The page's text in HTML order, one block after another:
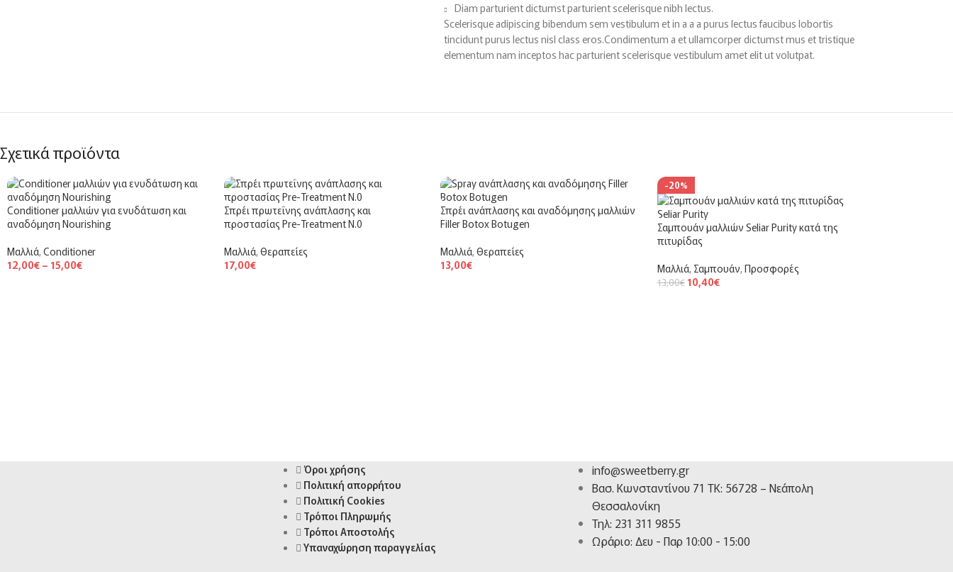
Diam parturient dictumst parturient scelerisque nibh lectus.
Scelerisque adipiscing bibendum sem vestibulum et in a a a purus lectus faucibus lobortis
tincidunt purus lectus nisl class eros.Condimentum a et ullamcorper dictumst mus et tristique
elementum nam inceptos hac parturient scelerisque vestibulum amet elit ut volutpat.
Σχετικά προϊόντα
Conditioner μαλλιών για ενυδάτωση και
αναδόμηση Nourishing
Μαλλιά, Conditioner
12,00€ – 15,00€
Σπρέι πρωτεΐνης ανάπλασης και
προστασίας Pre-Treatment Ν.0
Μαλλιά, Θεραπείες
17,00€
Σπρέι ανάπλασης και αναδόμησης μαλλιών
Filler Botox Botugen
Μαλλιά, Θεραπείες
13,00€
-20%
Σαμπουάν μαλλιών Seliar Purity κατά της
πιτυρίδας
Μαλλιά, Σαμπουάν, Προσφορές
13,00€ 10,40€
Όροι χρήσης
Πολιτική απορρήτου
Πολιτική Cookies
Τρόποι Πληρωμής
Τρόποι Αποστολής
Υπαναχώρηση παραγγελίας
info@sweetberry.gr
Βασ. Κωνσταντίνου 71 TK: 56728 – Νεάπολη
Θεσσαλονίκη
Τηλ: 231 311 9855
Ωράριο: Δευ - Παρ 10:00 - 15:00